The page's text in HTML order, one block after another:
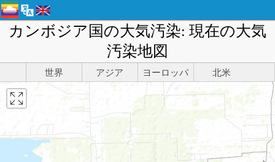
カンボジア国の大気汚染: 現在の大気
汚染地図
世界 アジア ヨーロッパ 北米